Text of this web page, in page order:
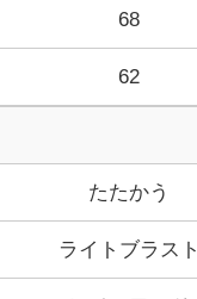
68
62
たたかう
ライトブラスト